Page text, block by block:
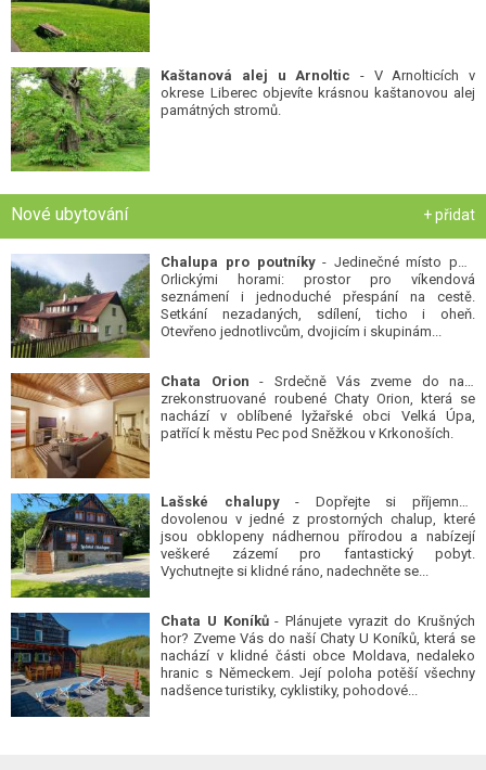
Kaštanová alej u Arnoltic - V Arnolticích v
okrese Liberec objevíte krásnou kaštanovou alej
památných stromů.
Nové ubytování + přidat
Chalupa pro poutníky- Jedinečné místo pod
Orlickými horami: prostor pro víkendová
seznámení i jednoduché přespání na cestě.
Setkání nezadaných, sdílení, ticho i oheň.
Otevřeno jednotlivcům, dvojicím i skupinám...
Chata Orion - Srdečně Vás zveme do naší
zrekonstruované roubené Chaty Orion, která se
nachází v oblíbené lyžařské obci Velká Úpa,
patřící k městu Pec pod Sněžkou v Krkonoších.
Lašské chalupy- Dopřejte si příjemnou
dovolenou v jedné z prostorných chalup, které
jsou obklopeny nádhernou přírodou a nabízejí
veškeré zázemí pro fantastický pobyt.
Vychutnejte si klidné ráno, nadechněte se...
Chata U Koníků- Plánujete vyrazit do Krušných
hor? Zveme Vás do naší Chaty U Koníků, která se
nachází v klidné části obce Moldava, nedaleko
hranic s Německem. Její poloha potěší všechny
nadšence turistiky, cyklistiky, pohodové...